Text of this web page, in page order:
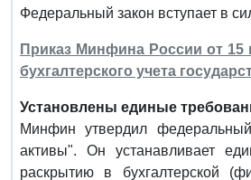
Федеральный закон вступает в
Приказ Минфина России от 15
бухгалтерского учета
Установлены единые
Минфин утвердил
активы". Он устанавливает
раскрытию в бухгалтерской